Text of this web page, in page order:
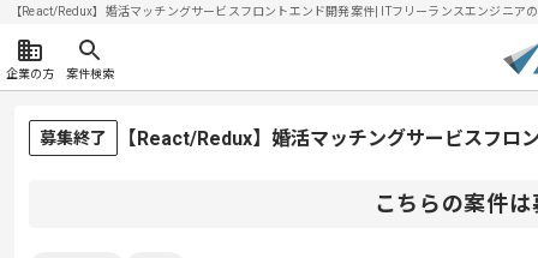
【React/Redux】婚活マッチングサービスフロントエンド開発案件| ITフリーランスエンジニ
企業の方 案件検索
募集終了 【React/Redux】婚活マッチングサービスフロ
こちらの案件